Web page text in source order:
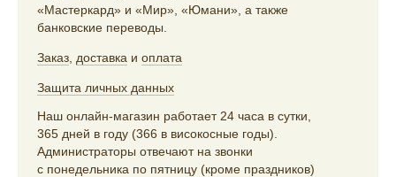
«Мастеркард» и «Мир», «Юмани», а также
банковские переводы.
Заказ доставка и оплата
Защита личных данных
Наш онлайн-магазин работает 24 часа в сутки,
365 дней в году (366 в високосные годы).
Администраторы отвечают на звонки
с понедельника по пятницу (кроме праздников)